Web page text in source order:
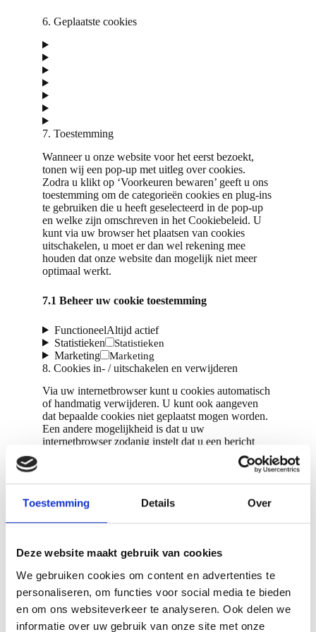
Toestemming Details Over
Deze website maakt gebruik van cookies
We gebruiken cookies om content en advertenties te
personaliseren, om functies voor social media te bieden
en om ons websiteverkeer te analyseren. Ook delen we
informatie over uw gebruik van onze site met onze
6. Geplaatste cookies
7. Toestemming
Wanneer u onze website voor het eerst bezoekt,
tonen wij een pop-up met uitleg over cookies.
Zodra u klikt op ‘Voorkeuren bewaren’ geeft u ons
toestemming om de categorieën cookies en plug-ins
te gebruiken die u heeft geselecteerd in de pop-up
en welke zijn omschreven in het Cookiebeleid. U
kunt via uw browser het plaatsen van cookies
uitschakelen, u moet er dan wel rekening mee
houden dat onze website dan mogelijk niet meer
optimaal werkt.
7.1 Beheer uw cookie toestemming
FunctioneelAltijd actief
Statistieken
Statistieken
Marketing Marketing
8. Cookies in- / uitschakelen en verwijderen
Via uw internetbrowser kunt u cookies automatisch
of handmatig verwijderen. U kunt ook aangeven
dat bepaalde cookies niet geplaatst mogen worden.
Een andere mogelijkheid is dat u uw
internetbrowser zodanig instelt dat u een bericht
ontvangt als er een cookie wordt geplaatst. Meer
informatie over deze mogelijkheden kunt u vinden
Let op: onze site werkt mogelijk niet optimaal als
cookies in uw browser verwijdert, worden ze na uw
toestemming opnieuw geplaatst bij een nieuw
bezoek aan onze sites.
U heeft de volgende rechten met betrekking tot uw